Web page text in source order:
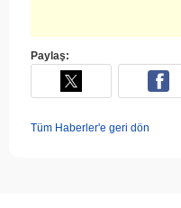
Paylaş:
Tüm Haberler'e geri dön